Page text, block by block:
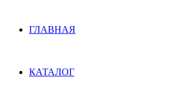
ГЛАВНАЯ
КАТАЛОГ